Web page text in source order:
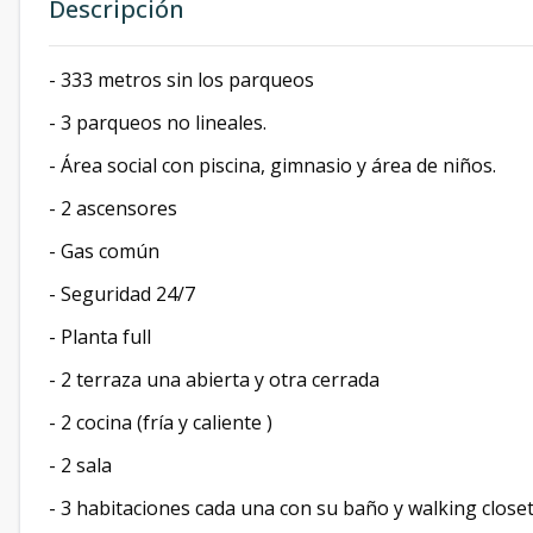
Descripción
- 333 metros sin los parqueos
- 3 parqueos no lineales.
- Área social con piscina, gimnasio y área de niños.
- 2 ascensores
- Gas común
- Seguridad 24/7
- Planta full
- 2 terraza una abierta y otra cerrada
- 2 cocina (fría y caliente )
- 2 sala
- 3 habitaciones cada una con su baño y walking closet